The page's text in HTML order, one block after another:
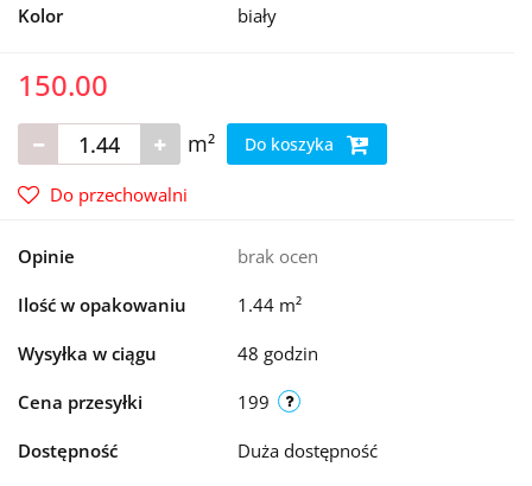
Kolor biały
150.00
m² Do koszyka
Do przechowalni
Opinie brak ocen
Ilość w opakowaniu 1.44 m²
Wysyłka w ciągu 48 godzin
Cena przesyłki 199
Dostępność Duża dostępność